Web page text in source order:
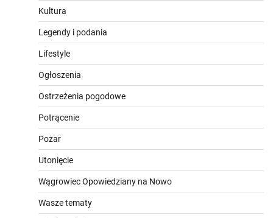
Kultura
Legendy i podania
Lifestyle
Ogłoszenia
Ostrzeżenia pogodowe
Potrącenie
Pożar
Utonięcie
Wągrowiec Opowiedziany na Nowo
Wasze tematy